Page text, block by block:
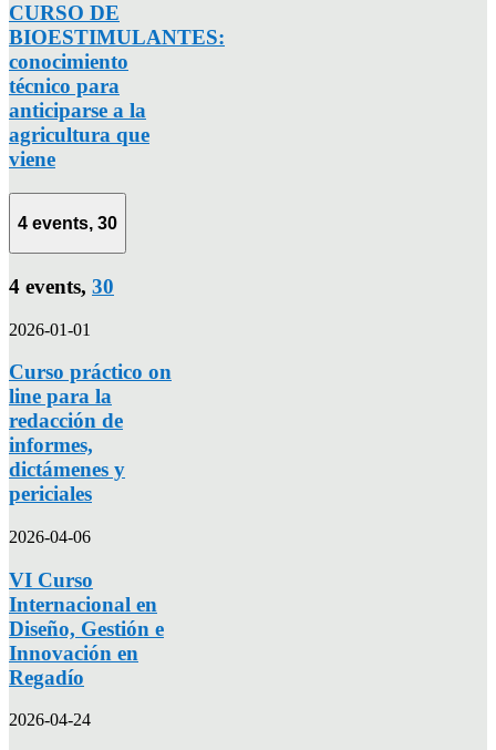
CURSO DE
BIOESTIMULANTES:
conocimiento
técnico para
anticiparse a la
agricultura que
viene
4 events, 30
4 events, 30
2026-01-01
Curso práctico on
line para la
redacción de
informes,
dictámenes y
periciales
2026-04-06
VI Curso
Internacional en
Diseño, Gestión e
Innovación en
Regadío
2026-04-24